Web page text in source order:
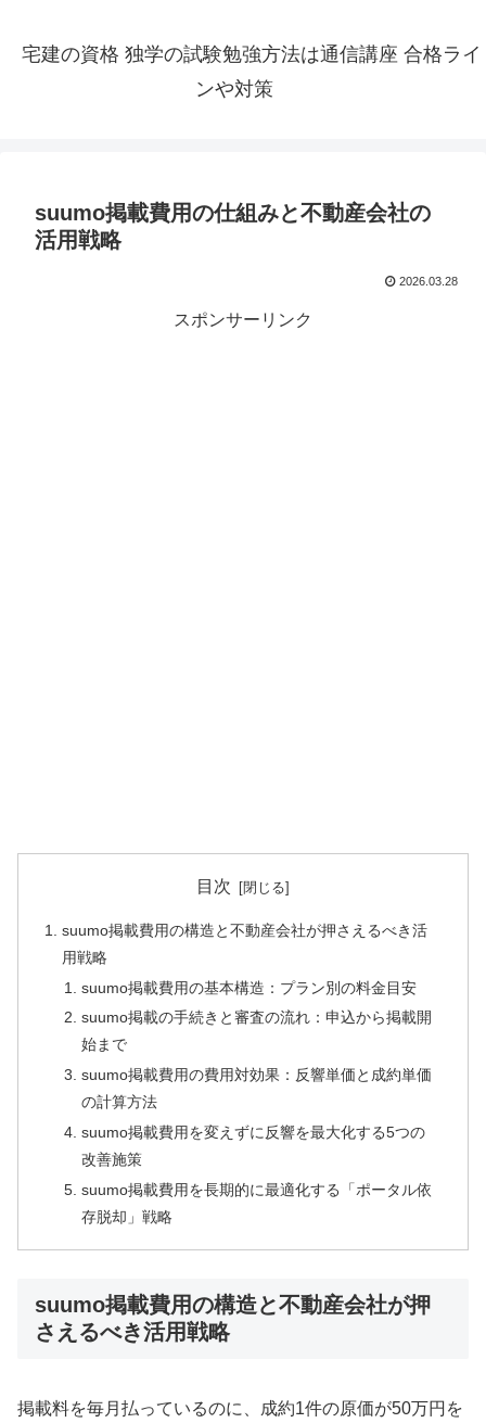
宅建の資格 独学の試験勉強方法は通信講座 合格ライ
ンや対策
suumo掲載費用の仕組みと不動産会社の
活用戦略
2026.03.28
スポンサーリンク
目次
suumo掲載費用の構造と不動産会社が押さえるべき活
用戦略
suumo掲載費用の基本構造：プラン別の料金目安
suumo掲載の手続きと審査の流れ：申込から掲載開
始まで
suumo掲載費用の費用対効果：反響単価と成約単価
の計算方法
suumo掲載費用を変えずに反響を最大化する5つの
改善施策
suumo掲載費用を長期的に最適化する「ポータル依
存脱却」戦略
suumo掲載費用の構造と不動産会社が押
さえるべき活用戦略
掲載料を毎月払っているのに、成約1件の原価が50万円を